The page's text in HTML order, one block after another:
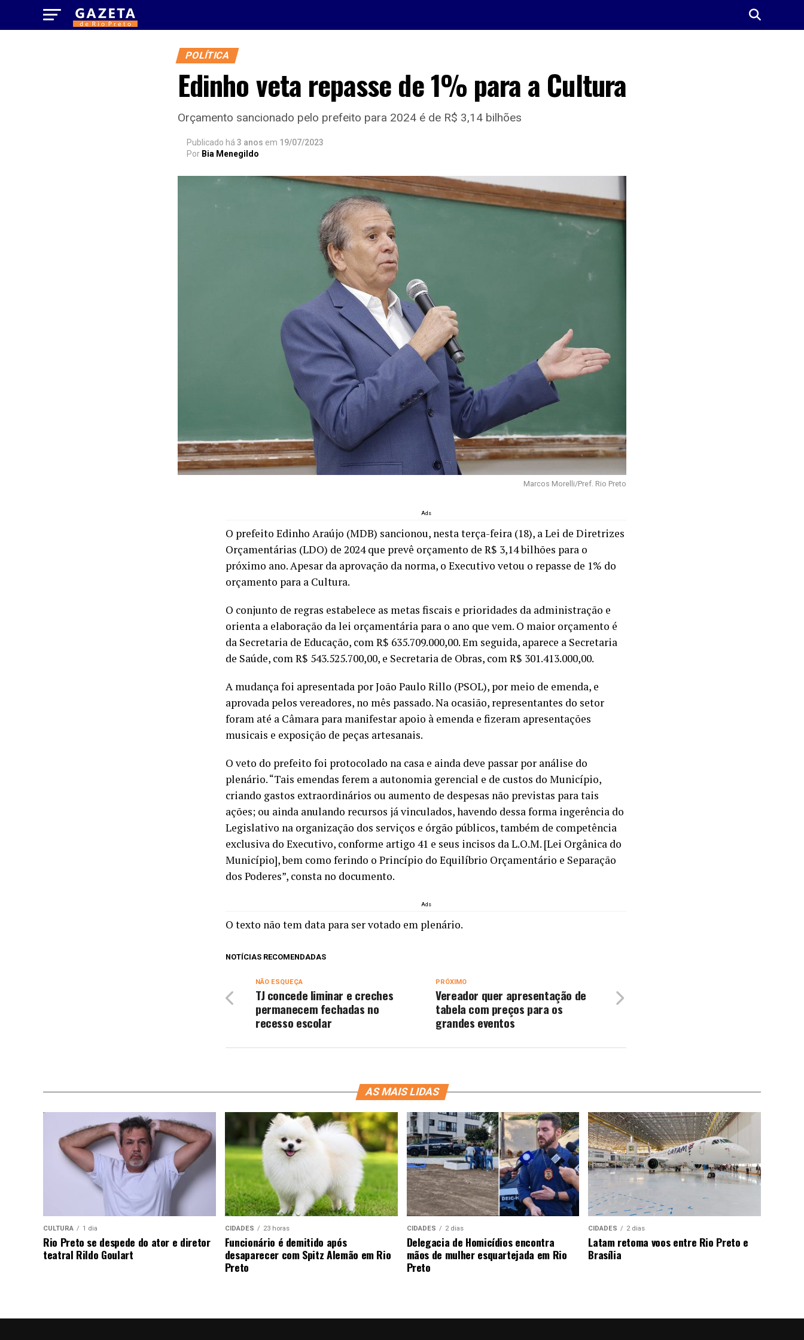
POLÍTICA
Edinho veta repasse de 1% para a Cultura
Orçamento sancionado pelo prefeito para 2024 é de R$ 3,14 bilhões
Publicado há 3 anos em 19/07/2023
Por Bia Menegildo
Marcos Morelli/Pref. Rio Preto
Ads
O prefeito Edinho Araújo (MDB) sancionou, nesta terça-feira (18), a Lei de Diretrizes
Orçamentárias (LDO) de 2024 que prevê orçamento de R$ 3,14 bilhões para o
próximo ano. Apesar da aprovação da norma, o Executivo vetou o repasse de 1% do
orçamento para a Cultura.
O conjunto de regras estabelece as metas fiscais e prioridades da administração e
orienta a elaboração da lei orçamentária para o ano que vem. O maior orçamento é
da Secretaria de Educação, com R$ 635.709.000,00. Em seguida, aparece a Secretaria
de Saúde, com R$ 543.525.700,00, e Secretaria de Obras, com R$ 301.413.000,00.
A mudança foi apresentada por João Paulo Rillo (PSOL), por meio de emenda, e
aprovada pelos vereadores, no mês passado. Na ocasião, representantes do setor
foram até a Câmara para manifestar apoio à emenda e fizeram apresentações
musicais e exposição de peças artesanais.
O veto do prefeito foi protocolado na casa e ainda deve passar por análise do
plenário. “Tais emendas ferem a autonomia gerencial e de custos do Município,
criando gastos extraordinários ou aumento de despesas não previstas para tais
ações; ou ainda anulando recursos já vinculados, havendo dessa forma ingerência do
Legislativo na organização dos serviços e órgão públicos, também de competência
exclusiva do Executivo, conforme artigo 41 e seus incisos da L.O.M. [Lei Orgânica do
Município], bem como ferindo o Princípio do Equilíbrio Orçamentário e Separação
dos Poderes”, consta no documento.
Ads
O texto não tem data para ser votado em plenário.
NOTÍCIAS RECOMENDADAS
PRÓXIMO
Vereador quer apresentação de
tabela com preços para os
grandes eventos
NÃO ESQUEÇA
TJ concede liminar e creches
permanecem fechadas no
recesso escolar
AS MAIS LIDAS
CULTURA 1 dia
Rio Preto se despede do ator e diretor
teatral Rildo Goulart
CIDADES 23 horas
Funcionário é demitido após
desaparecer com Spitz Alemão em Rio
Preto
CIDADES 2 dias
Delegacia de Homicídios encontra
mãos de mulher esquartejada em Rio
Preto
CIDADES 2 dias
Latam retoma voos entre Rio Preto e
Brasília